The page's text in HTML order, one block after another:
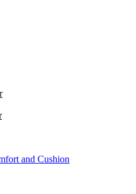
and Cushion